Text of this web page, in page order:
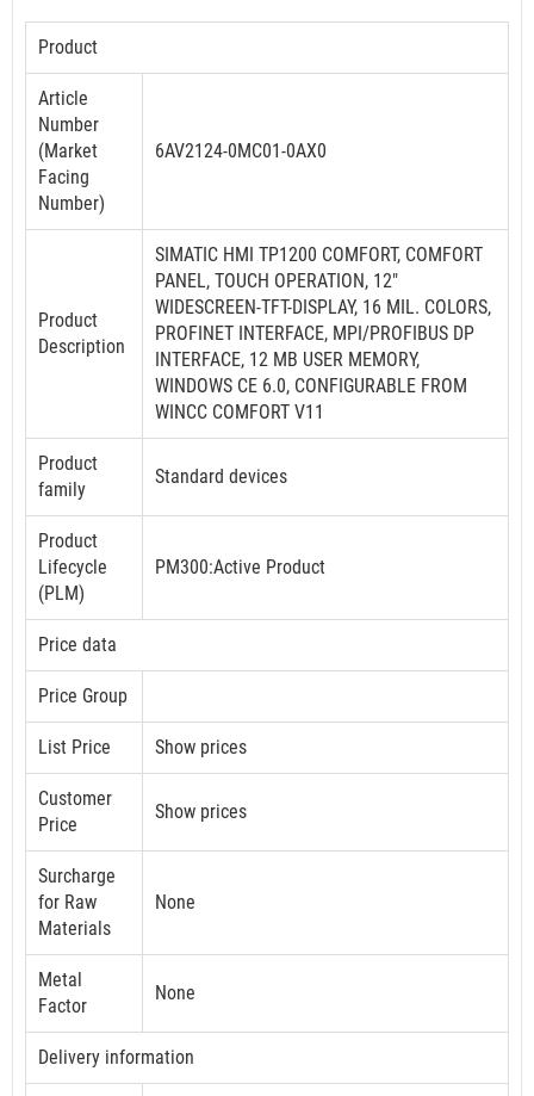
Product
Article
Number
(Market
Facing
Number)
6AV2124-0MC01-0AX0
Product
Description
SIMATIC HMI TP1200 COMFORT, COMFORT
PANEL, TOUCH OPERATION, 12"
WIDESCREEN-TFT-DISPLAY, 16 MIL. COLORS,
PROFINET INTERFACE, MPI/PROFIBUS DP
INTERFACE, 12 MB USER MEMORY,
WINDOWS CE 6.0, CONFIGURABLE FROM
WINCC COMFORT V11
Product
family
Standard devices
Product
Lifecycle
(PLM)
PM300:Active Product
Price data
Price Group
List Price Show prices
Customer
Price
Show prices
Surcharge
for Raw
Materials
None
Metal
Factor
None
Delivery information